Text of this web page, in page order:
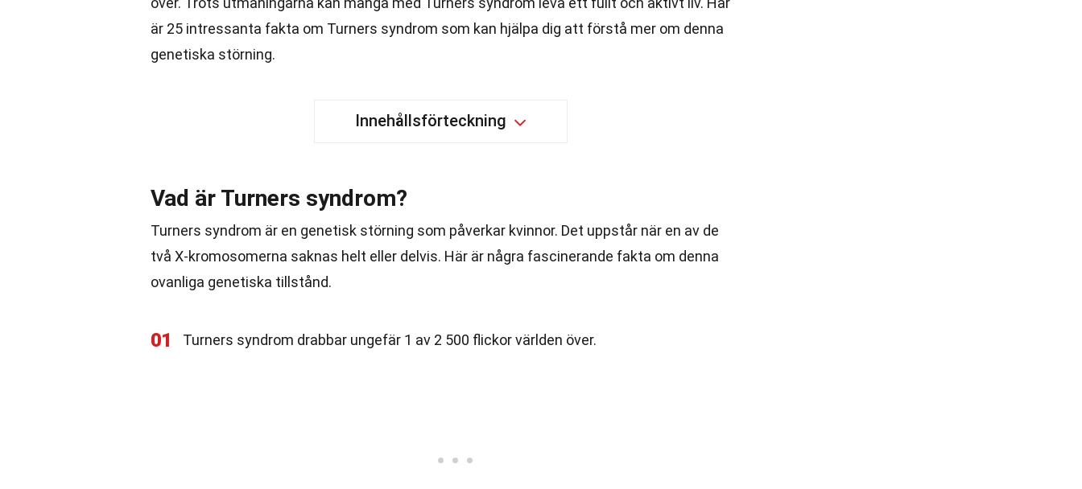
är 25 intressanta fakta om Turners syndrom som kan hjälpa dig att förstå mer om denna
genetiska störning.
Innehållsförteckning
Vad är Turners syndrom?
Turners syndrom är en genetisk störning som påverkar kvinnor. Det uppstår när en av de
två X-kromosomerna saknas helt eller delvis. Här är några fascinerande fakta om denna
ovanliga genetiska tillstånd.
01 Turners syndrom drabbar ungefär 1 av 2 500 flickor världen över.